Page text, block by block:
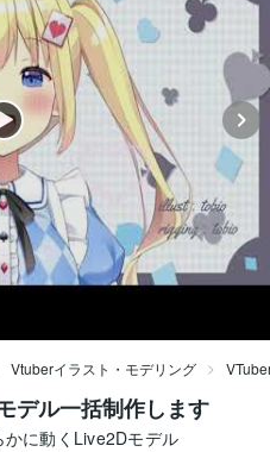
Vtuberイラスト・モデリング
デル一括制作します
に動くLive2Dモデル